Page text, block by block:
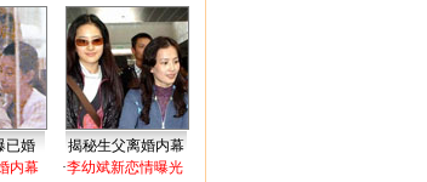
已婚
揭秘生父离婚内幕
内幕
·李幼斌新恋情曝光